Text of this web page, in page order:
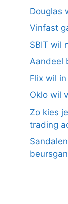
Douglas
Vinfast
SBIT wil
Aandeel
Flix wil
Oklo wil
Zo kies
trading